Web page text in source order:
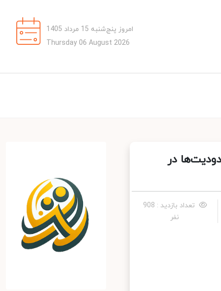
امروز پنج‌شنبه 15 مرداد 1405
Thursday 06 August 2026
در
تعداد بازدید : 908
نفر